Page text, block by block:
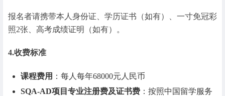
报名者请携带本人身份证、学历证书（如有）、一寸免冠彩
照2张、高考成绩证明（如有）。
4.收费标准
课程费用 ：每人每年68000元人民币
SQA-AD项目专业注册费及证书费 ：按照中国留学服务